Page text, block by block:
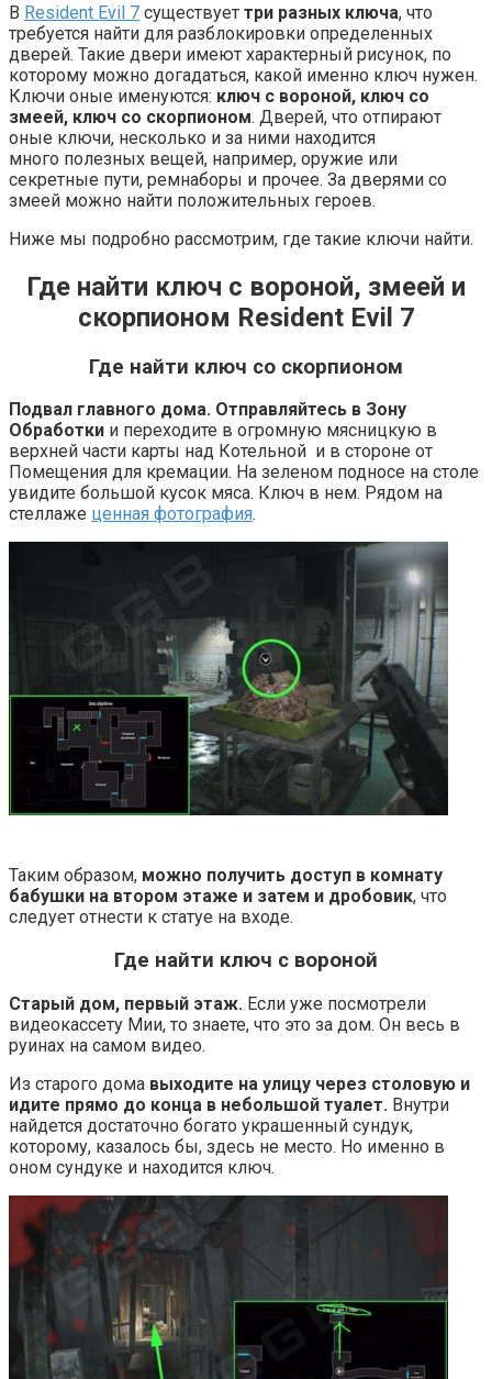
В Resident Evil 7 существует три разных ключа, что
требуется найти для разблокировки определенных
дверей. Такие двери имеют характерный рисунок, по
которому можно догадаться, какой именно ключ нужен.
Ключи оные именуются: ключ с вороной, ключ со
змеей, ключ со скорпионом. Дверей, что отпирают
оные ключи, несколько и за ними находится
много полезных вещей, например, оружие или
секретные пути, ремнаборы и прочее. За дверями со
змеей можно найти положительных героев.
Ниже мы подробно рассмотрим, где такие ключи найти.
Где найти ключ с вороной, змеей и
скорпионом Resident Evil 7
Где найти ключ со скорпионом
Подвал главного дома. Отправляйтесь в Зону
Обработки и переходите в огромную мясницкую в
верхней части карты над Котельной и в стороне от
Помещения для кремации. На зеленом подносе на столе
увидите большой кусок мяса. Ключ в нем. Рядом на
стеллаже ценная фотография.
Таким образом, можно получить доступ в комнату
бабушки на втором этаже и затем и дробовик, что
следует отнести к статуе на входе.
Где найти ключ с вороной
Старый дом, первый этаж. Если уже посмотрели
видеокассету Мии, то знаете, что это за дом. Он весь в
руинах на самом видео.
Из старого дома выходите на улицу через столовую и
идите прямо до конца в небольшой туалет. Внутри
найдется достаточно богато украшенный сундук,
которому, казалось бы, здесь не место. Но именно в
оном сундуке и находится ключ.